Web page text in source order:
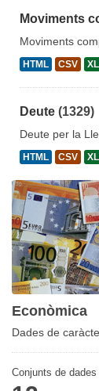
Moviments
Moviments
HTML CSV
Deute (1329)
Deute per la
HTML CSV
Econòmica
Dades de
Conjunts de dades